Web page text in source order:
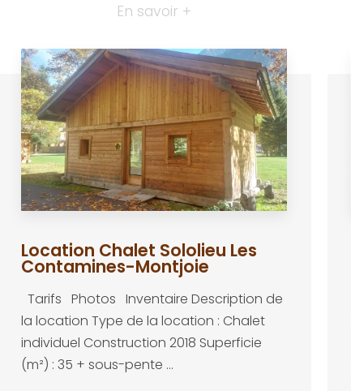
En savoir +
Location Chalet Sololieu Les
Contamines-Montjoie
Tarifs Photos Inventaire Description de
la location Type de la location : Chalet
individuel Construction 2018 Superficie
(m²) : 35 + sous-pente ...